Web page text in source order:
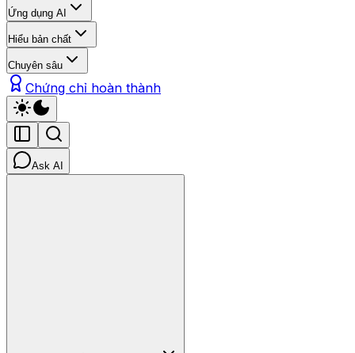
Ứng dụng AI
Hiểu bản chất
Chuyên sâu
Chứng chỉ hoàn thành
Ask AI